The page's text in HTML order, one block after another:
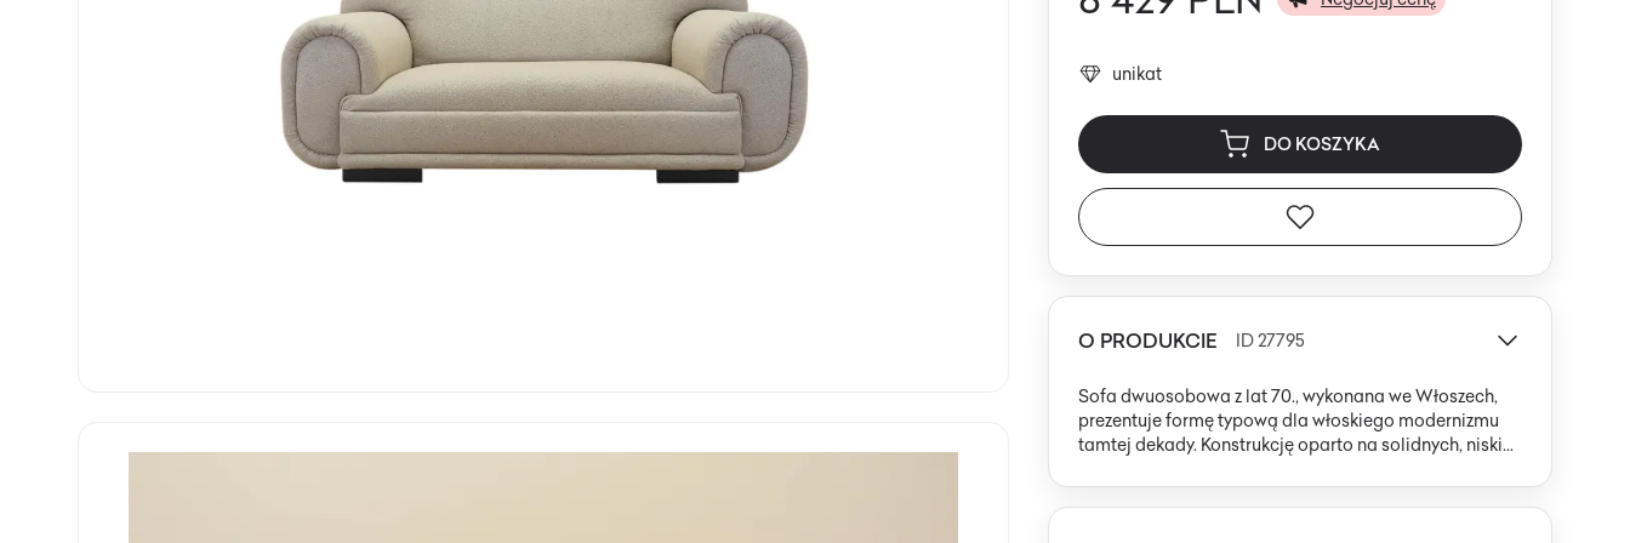
unikat
DO KOSZYKA
O PRODUKCIE ID 27795
Sofa dwuosobowa z lat 70., wykonana we Włoszech,
prezentuje formę typową dla włoskiego modernizmu
tamtej dekady. Konstrukcję oparto na solidnych, niskich
wykończeniu, które subtelnie kontrastują z jasną